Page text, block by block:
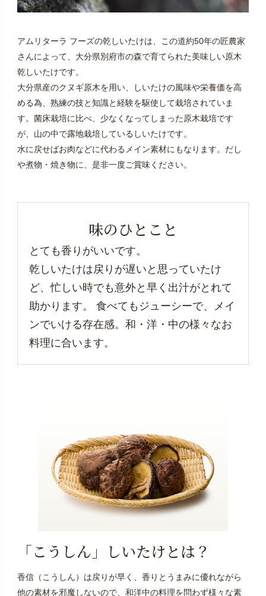
アムリターラ フーズの乾しいたけは、この道約50年の匠農家
さんによって、大分県別府市の森で育てられた美味しい原木
乾しいたけです。
大分県産のクヌギ原木を用い、しいたけの風味や栄養価を高
める為、熟練の技と知識と経験を駆使して栽培されていま
す。菌床栽培に比べ、少なくなってしまった原木栽培です
が、山の中で露地栽培しているしいたけです。
水に戻せばお肉などに代わるメイン素材にもなります。だし
や煮物・焼き物に、是非一度ご賞味ください。
味のひとこと
とても香りがいいです。
乾しいたけは戻りが遅いと思っていたけ
ど、忙しい時でも意外と早く出汁がとれて
助かります。 食べてもジューシーで、メイ
ンでいける存在感。和・洋・中の様々なお
料理に合います。
「こうしん」しいたけとは？
香信（こうしん）は戻りが早く、香りとうまみに優れながら
他の素材を邪魔しないので、和洋中の料理を問わず様々な素